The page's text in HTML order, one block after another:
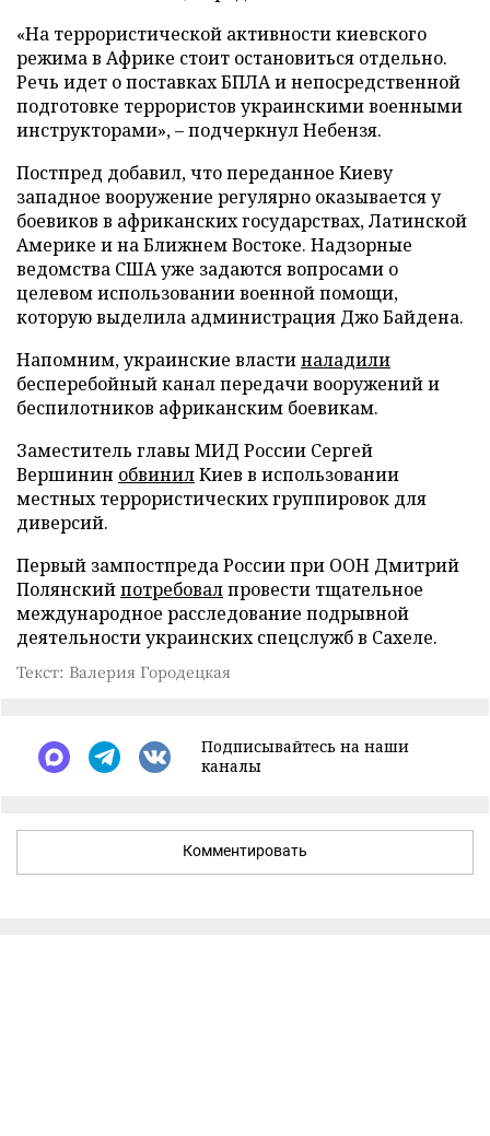
«На террористической активности киевского
режима в Африке стоит остановиться отдельно.
Речь идет о поставках БПЛА и непосредственной
подготовке террористов украинскими военными
инструкторами», – подчеркнул Небензя.
Постпред добавил, что переданное Киеву
западное вооружение регулярно оказывается у
боевиков в африканских государствах, Латинской
Америке и на Ближнем Востоке. Надзорные
ведомства США уже задаются вопросами о
целевом использовании военной помощи,
которую выделила администрация Джо Байдена.
Напомним, украинские властиналадили
бесперебойный канал передачи вооружений и
беспилотников африканским боевикам.
Заместитель главы МИД России Сергей
Вершинин обвинилКиев в использовании
местных террористических группировок для
диверсий.
Первый зампостпреда России при ООН Дмитрий
Полянскийпотребовалпровести тщательное
международное расследование подрывной
деятельности украинских спецслужб в Сахеле.
Текст: Валерия Городецкая
Подписывайтесь на наши
каналы
Комментировать